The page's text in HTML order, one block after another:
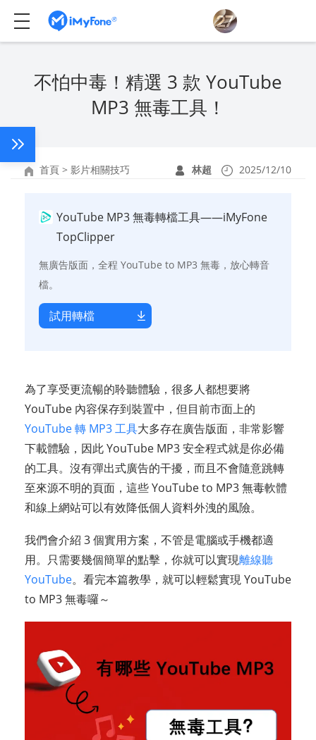
不怕中毒！精選 3 款 YouTube
MP3 無毒工具！
首頁 > 影片相關技巧 林超 2025/12/10
YouTube MP3 無毒轉檔工具——iMyFone
TopClipper
無廣告版面，全程 YouTube to MP3 無毒，放心轉音
檔。
試用轉檔
為了享受更流暢的聆聽體驗，很多人都想要將
YouTube 內容保存到裝置中，但目前市面上的
YouTube 轉 MP3 工具大多存在廣告版面，非常影響
下載體驗，因此 YouTube MP3 安全程式就是你必備
的工具。沒有彈出式廣告的干擾，而且不會隨意跳轉
至來源不明的頁面，這些 YouTube to MP3 無毒軟體
和線上網站可以有效降低個人資料外洩的風險。
我們會介紹 3 個實用方案，不管是電腦或手機都適
用。只需要幾個簡單的點擊，你就可以實現離線聽
YouTube。看完本篇教學，就可以輕鬆實現 YouTube
to MP3 無毒囉～